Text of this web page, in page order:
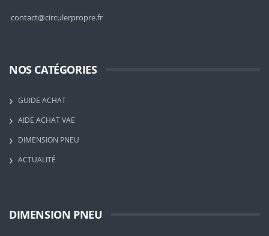
contact@circulerpropre.fr
NOS CATÉGORIES
GUIDE ACHAT
AIDE ACHAT VAE
DIMENSION PNEU
ACTUALITÉ
DIMENSION PNEU